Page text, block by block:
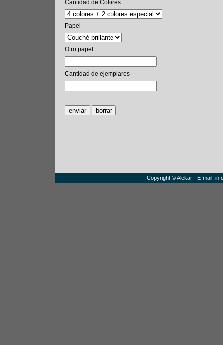
Cantidad de Colores
Papel
Otro papel
Cantidad de ejemplares
Copyright © Alekar - E-mail: